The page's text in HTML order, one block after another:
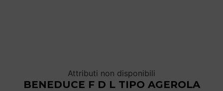
Attributi non disponibili
BENEDUCE F D L TIPO AGEROLA